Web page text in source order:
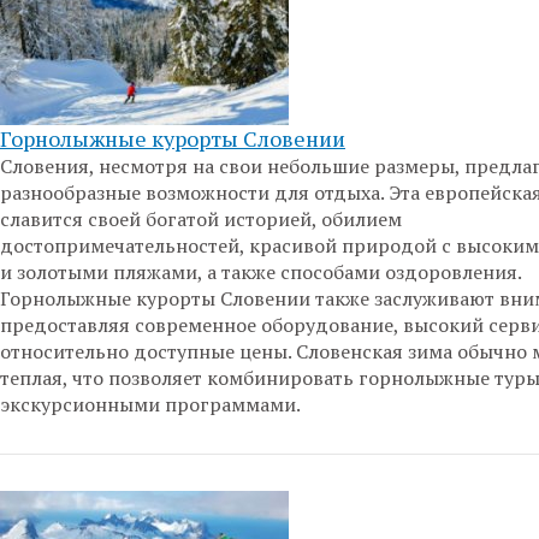
Горнолыжные курорты Словении
Словения, несмотря на свои небольшие размеры,
разнообразные возможности для отдыха. Эта
славится своей богатой историей, обилием
достопримечательностей, красивой природой с
и золотыми пляжами, а также способами оздоровления.
Горнолыжные курорты Словении также заслуживают
предоставляя современное оборудование, высокий
относительно доступные цены. Словенская зима обычно
теплая, что позволяет комбинировать горнолыжные
экскурсионными программами.